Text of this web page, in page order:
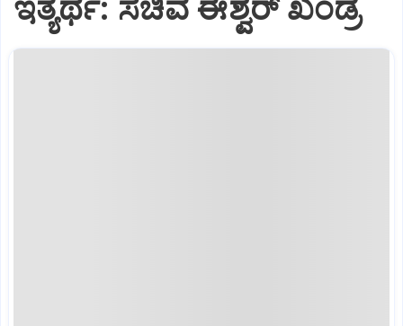
ಇತ್ಯರ್ಥ: ಸಚಿವ ಈಶ್ವರ್‌ ಖಂಡ್ರೆ